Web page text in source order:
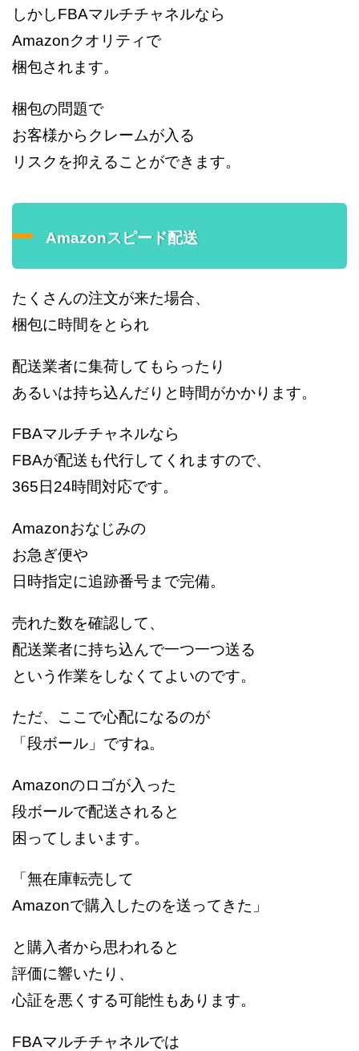
しかしFBAマルチチャネルなら
Amazonクオリティで
梱包されます。
梱包の問題で
お客様からクレームが入る
リスクを抑えることができます。
Amazonスピード配送
たくさんの注文が来た場合、
梱包に時間をとられ
配送業者に集荷してもらったり
あるいは持ち込んだりと時間がかかります。
FBAマルチチャネルなら
FBAが配送も代行してくれますので、
365日24時間対応です。
Amazonおなじみの
お急ぎ便や
日時指定に追跡番号まで完備。
売れた数を確認して、
配送業者に持ち込んで一つ一つ送る
という作業をしなくてよいのです。
ただ、ここで心配になるのが
「段ボール」ですね。
Amazonのロゴが入った
段ボールで配送されると
困ってしまいます。
「無在庫転売して
Amazonで購入したのを送ってきた」
と購入者から思われると
評価に響いたり、
心証を悪くする可能性もあります。
FBAマルチチャネルでは